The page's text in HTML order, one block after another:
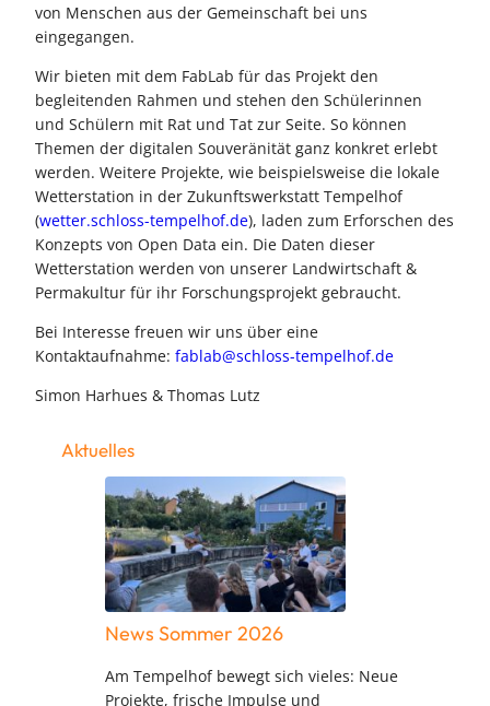
von Menschen aus der Gemeinschaft bei uns
eingegangen.
Wir bieten mit dem FabLab für das Projekt den
begleitenden Rahmen und stehen den Schülerinnen
und Schülern mit Rat und Tat zur Seite. So können
Themen der digitalen Souveränität ganz konkret erlebt
werden. Weitere Projekte, wie beispielsweise die lokale
Wetterstation in der Zukunftswerkstatt Tempelhof
(wetter.schloss-tempelhof.de), laden zum Erforschen des
Konzepts von Open Data ein. Die Daten dieser
Wetterstation werden von unserer Landwirtschaft &
Permakultur für ihr Forschungsprojekt gebraucht.
Bei Interesse freuen wir uns über eine
Kontaktaufnahme: fablab@schloss-tempelhof.de
Simon Harhues & Thomas Lutz
Aktuelles
News Sommer 2026
Am Tempelhof bewegt sich vieles: Neue
Projekte, frische Impulse und